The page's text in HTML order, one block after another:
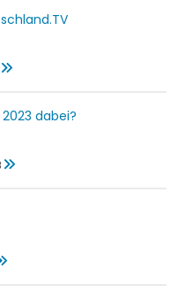
dabei?